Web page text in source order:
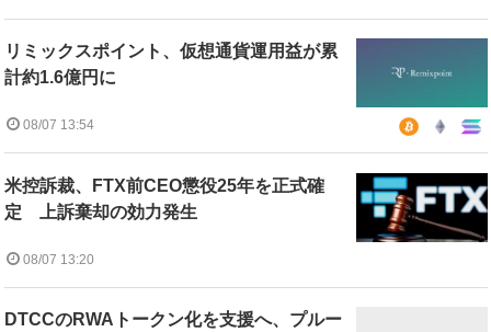
リミックスポイント、仮想通貨運用益が累
計約1.6億円に
08/07 13:54
米控訴裁、FTX前CEO懲役25年を正式確
定 上訴棄却の効力発生
08/07 13:20
DTCCのRWAトークン化を支援へ、プルー